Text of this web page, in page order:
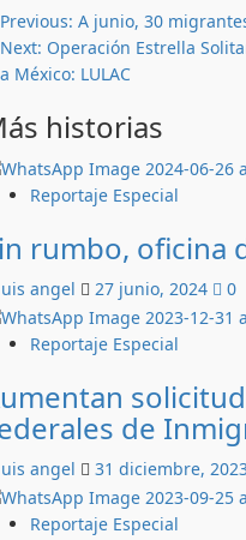
Post
navigation
Previous: A junio, 30
Next: Operación Estrella
a México: LULAC
historias
Reportaje Especial
rumbo, oficina
angel 27 junio, 2024 0
Reportaje Especial
de
angel 31 diciembre,
Reportaje Especial